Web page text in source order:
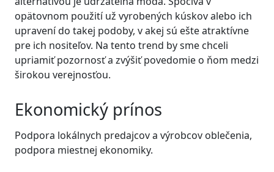
opätovnom použití už vyrobených kúskov alebo ich
upravení do takej podoby, v akej sú ešte atraktívne
pre ich nositeľov. Na tento trend by sme chceli
upriamiť pozornosť a zvýšiť povedomie o ňom medzi
širokou verejnosťou.
Ekonomický prínos
Podpora lokálnych predajcov a výrobcov oblečenia,
podpora miestnej ekonomiky.